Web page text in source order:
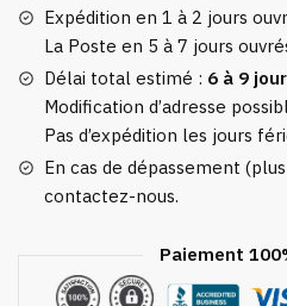
À
Pois
-
Pull
Plaid
Polaire
Expédition en 1 à 2 jours
La Poste en 5 à 7 jours
Délai total estimé : 6 à 9
Modification d’adresse
Pas d’expédition les jours
En cas de dépassement
contactez-nous.
Paiement